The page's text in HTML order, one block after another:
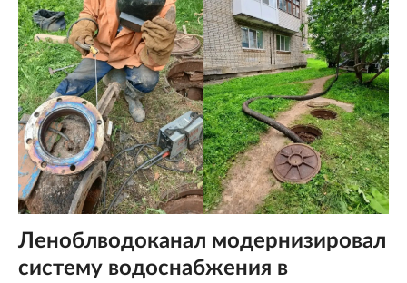
Леноблводоканал модернизировал
систему водоснабжения в